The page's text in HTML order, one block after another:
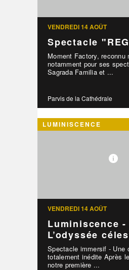
VENDREDI 14 AOÛT
Spectacle
Moment Factory, reconnu
notamment pour ses
Sagrada Familia et ...
Parvis de la Cathédrale
LUMINISCENCE
VENDREDI 14 AOÛT
Luminiscence -
L’odyssée
Spectacle immersif - Une
totalement inédite Après
notre première ...